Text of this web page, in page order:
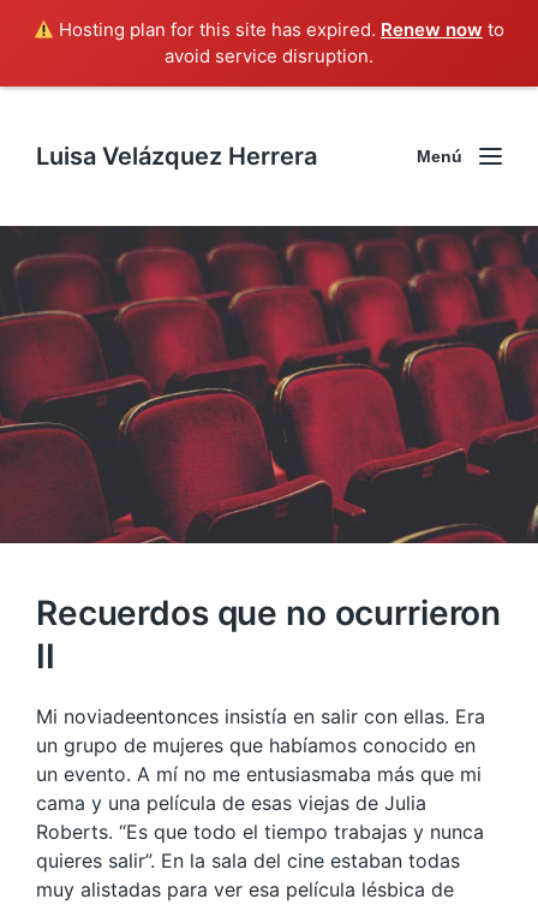
Hosting plan for this site has expired. Renew now to
avoid service disruption.
Luisa Velázquez Herrera Menú
Recuerdos que no ocurrieron
II
Mi noviadeentonces insistía en salir con ellas. Era
un grupo de mujeres que habíamos conocido en
un evento. A mí no me entusiasmaba más que mi
cama y una película de esas viejas de Julia
Roberts. “Es que todo el tiempo trabajas y nunca
quieres salir”. En la sala del cine estaban todas
muy alistadas para ver esa película lésbica de